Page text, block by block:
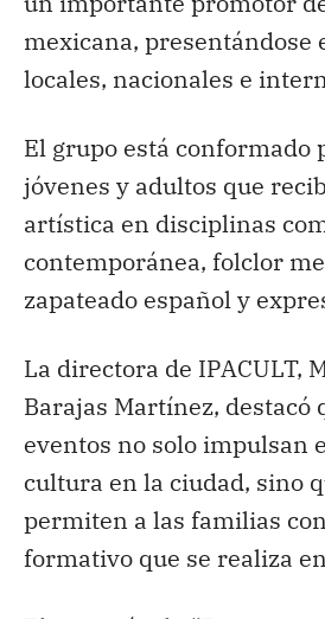
mexicana, presentándose
locales, nacionales e
El grupo está conformado
jóvenes y adultos que
artística en disciplinas
contemporánea, folclor
zapateado español y
La directora de IPACULT,
Barajas Martínez, destacó
eventos no solo impulsan
cultura en la ciudad, sino
permiten a las familias
formativo que se realiza